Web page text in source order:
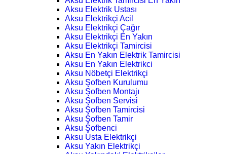
Aksu Elektrik Ustası
Aksu Elektrikçi Acil
Aksu Elektrikçi Çağır
Aksu Elektrikçi En Yakın
Aksu Elektrikçi Tamircisi
Aksu En Yakın Elektrik Tamircisi
Aksu En Yakın Elektrikci
Aksu Nöbetçi Elektrikçi
Aksu Şofben Kurulumu
Aksu Şofben Montajı
Aksu Şofben Servisi
Aksu Şofben Tamircisi
Aksu Şofben Tamir
Aksu Şofbenci
Aksu Usta Elektrikçi
Aksu Yakın Elektrikçi